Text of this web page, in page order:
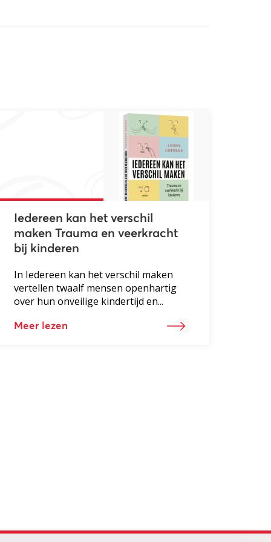
Iedereen kan het verschil
maken Trauma en veerkracht
bij kinderen
In Iedereen kan het verschil maken
vertellen twaalf mensen openhartig
over hun onveilige kindertijd en...
Meer lezen